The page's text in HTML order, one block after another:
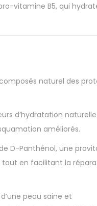
vitamine B5, qui
naturel des
d’hydratation
améliorés.
D-Panthénol, une
tout en facilitant la
peau saine et